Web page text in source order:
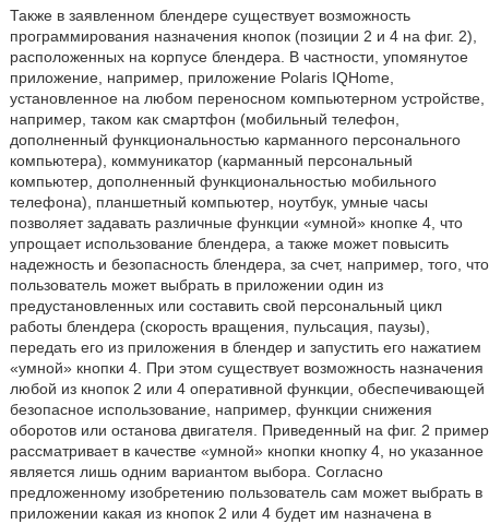
Также в заявленном блендере существует возможность
программирования назначения кнопок (позиции 2 и 4 на фиг. 2),
расположенных на корпусе блендера. В частности, упомянутое
приложение, например, приложение Polaris IQHome,
установленное на любом переносном компьютерном устройстве,
например, таком как смартфон (мобильный телефон,
дополненный функциональностью карманного персонального
компьютера), коммуникатор (карманный персональный
компьютер, дополненный функциональностью мобильного
телефона), планшетный компьютер, ноутбук, умные часы
позволяет задавать различные функции «умной» кнопке 4, что
упрощает использование блендера, а также может повысить
надежность и безопасность блендера, за счет, например, того, что
пользователь может выбрать в приложении один из
предустановленных или составить свой персональный цикл
работы блендера (скорость вращения, пульсация, паузы),
передать его из приложения в блендер и запустить его нажатием
«умной» кнопки 4. При этом существует возможность назначения
любой из кнопок 2 или 4 оперативной функции, обеспечивающей
безопасное использование, например, функции снижения
оборотов или останова двигателя. Приведенный на фиг. 2 пример
рассматривает в качестве «умной» кнопки кнопку 4, но указанное
является лишь одним вариантом выбора. Согласно
предложенному изобретению пользователь сам может выбрать в
приложении какая из кнопок 2 или 4 будет им назначена в